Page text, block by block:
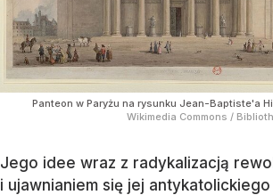
Panteon w Paryżu na rysunku Jean-Baptiste'a
Wikimedia Commons /
Jego idee wraz z radykalizacją
i ujawnianiem się jej